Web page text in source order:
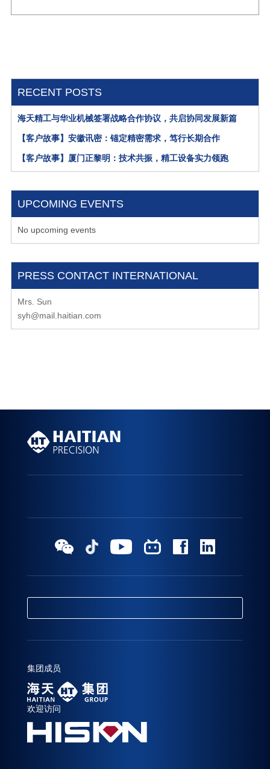
RECENT POSTS
海天精工与华业机械签署战略合作协议，共启协同发展新篇
【客户故事】安徽讯密：锚定精密需求，笃行长期合作
【客户故事】厦门正黎明：技术共振，精工设备实力领跑
UPCOMING EVENTS
No upcoming events
PRESS CONTACT INTERNATIONAL
Mrs. Sun
syh@mail.haitian.com
集团成员
欢迎访问